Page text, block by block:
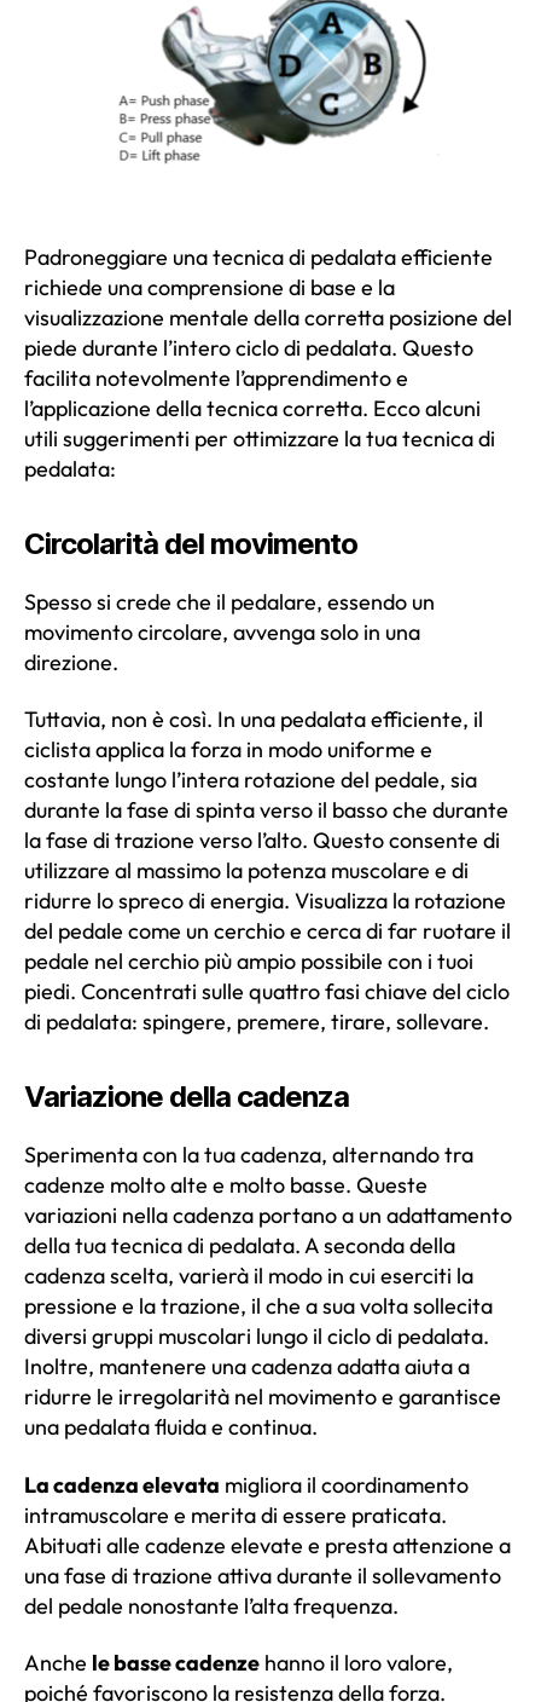
Padroneggiare una tecnica di pedalata efficiente
richiede una comprensione di base e la
visualizzazione mentale della corretta posizione del
piede durante l’intero ciclo di pedalata. Questo
facilita notevolmente l’apprendimento e
l’applicazione della tecnica corretta. Ecco alcuni
utili suggerimenti per ottimizzare la tua tecnica di
pedalata:
Circolarità del movimento
Spesso si crede che il pedalare, essendo un
movimento circolare, avvenga solo in una
direzione.
Tuttavia, non è così. In una pedalata efficiente, il
ciclista applica la forza in modo uniforme e
costante lungo l’intera rotazione del pedale, sia
durante la fase di spinta verso il basso che durante
la fase di trazione verso l’alto. Questo consente di
utilizzare al massimo la potenza muscolare e di
ridurre lo spreco di energia. Visualizza la rotazione
del pedale come un cerchio e cerca di far ruotare il
pedale nel cerchio più ampio possibile con i tuoi
piedi. Concentrati sulle quattro fasi chiave del ciclo
di pedalata: spingere, premere, tirare, sollevare.
Variazione della cadenza
Sperimenta con la tua cadenza, alternando tra
cadenze molto alte e molto basse. Queste
variazioni nella cadenza portano a un adattamento
della tua tecnica di pedalata. A seconda della
cadenza scelta, varierà il modo in cui eserciti la
pressione e la trazione, il che a sua volta sollecita
diversi gruppi muscolari lungo il ciclo di pedalata.
Inoltre, mantenere una cadenza adatta aiuta a
ridurre le irregolarità nel movimento e garantisce
una pedalata fluida e continua.
La cadenza elevata migliora il coordinamento
intramuscolare e merita di essere praticata.
Abituati alle cadenze elevate e presta attenzione a
una fase di trazione attiva durante il sollevamento
del pedale nonostante l’alta frequenza.
Anche le basse cadenze hanno il loro valore,
poiché favoriscono la resistenza della forza.